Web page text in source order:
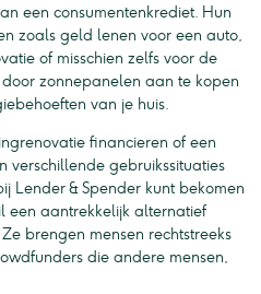
een consumentenkrediet. Hun
zoals geld lenen voor een auto,
of misschien zelfs voor de
zonnepanelen aan te kopen
van je huis.
financieren of een
verschillende gebruikssituaties
Lender & Spender kunt bekomen
een aantrekkelijk alternatief
brengen mensen rechtstreeks
die andere mensen,